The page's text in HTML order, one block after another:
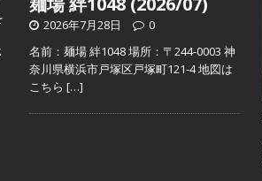
2026年7月28日
0
名前：麺場 絆1048 場所：〒244-0003 神
奈川県横浜市戸塚区戸塚町121-4 地図は
こちら […]